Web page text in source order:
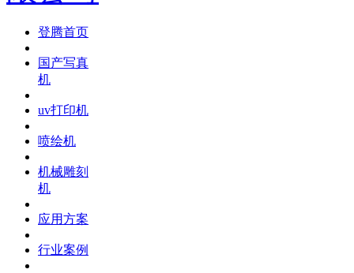
登腾首页
国产写真
机
uv打印机
喷绘机
机械雕刻
机
应用方案
行业案例